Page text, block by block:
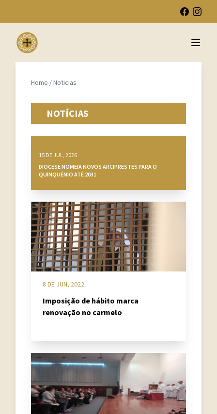
Open
Home /Noticias
NOTÍCIAS
15 DE JUL, 2026
DIOCESE NOMEIA NOVOS ARCIPRESTES PARA O
QUINQUÉNIO ATÉ 2031
8 DE JUN, 2022
Imposição de hábito marca
renovação no carmelo